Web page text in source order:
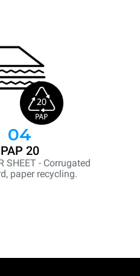
04
PAP 20
SHEET - Corrugated
paper recycling.